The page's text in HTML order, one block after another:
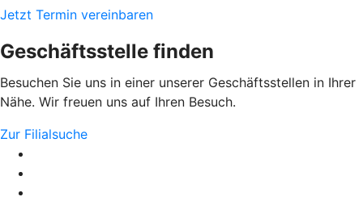
Jetzt Termin vereinbaren
Geschäftsstelle finden
Besuchen Sie uns in einer unserer Geschäftsstellen in Ihrer
Nähe. Wir freuen uns auf Ihren Besuch.
Zur Filialsuche